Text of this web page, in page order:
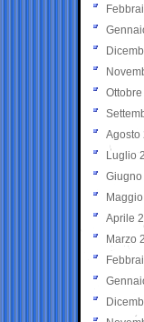
Agosto
Luglio
Aprile
Marzo